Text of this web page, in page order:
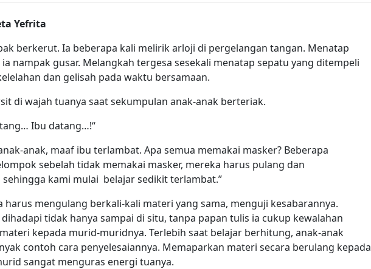
Yefrita
berkerut. Ia beberapa kali melirik arloji di pergelangan tangan. Menatap
nampak gusar. Melangkah tergesa sesekali menatap sepatu yang ditempeli
dan gelisah pada waktu bersamaan.
di wajah tuanya saat sekumpulan anak-anak berteriak.
Ibu datang…!“
anak, maaf ibu terlambat. Apa semua memakai masker? Beberapa
sebelah tidak memakai masker, mereka harus pulang dan
kami mulai belajar sedikit terlambat.”
harus mengulang berkali-kali materi yang sama, menguji kesabarannya.
tidak hanya sampai di situ, tanpa papan tulis ia cukup kewalahan
kepada murid-muridnya. Terlebih saat belajar berhitung, anak-anak
contoh cara penyelesaiannya. Memaparkan materi secara berulang kepada
sangat menguras energi tuanya.